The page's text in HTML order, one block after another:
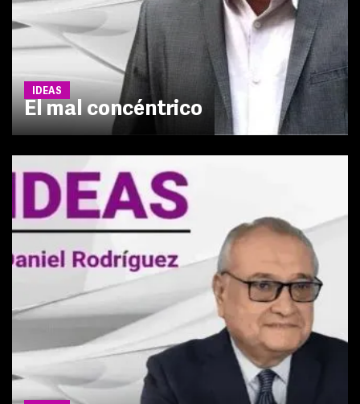
IDEAS
El mal concéntrico